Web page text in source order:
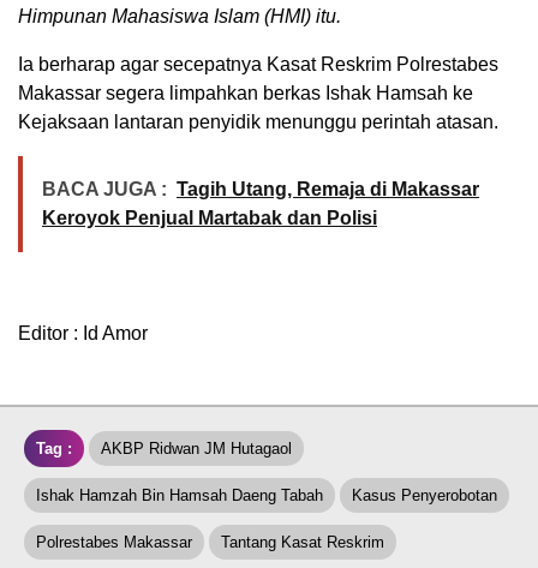
Himpunan Mahasiswa Islam (HMI) itu.
Ia berharap agar secepatnya Kasat Reskrim Polrestabes
Makassar segera limpahkan berkas Ishak Hamsah ke
Kejaksaan lantaran penyidik menunggu perintah atasan.
BACA JUGA : Tagih Utang, Remaja di Makassar
Keroyok Penjual Martabak dan Polisi
Editor : Id Amor
Tag : AKBP Ridwan JM Hutagaol
Ishak Hamzah Bin Hamsah Daeng Tabah Kasus Penyerobotan
Polrestabes Makassar Tantang Kasat Reskrim